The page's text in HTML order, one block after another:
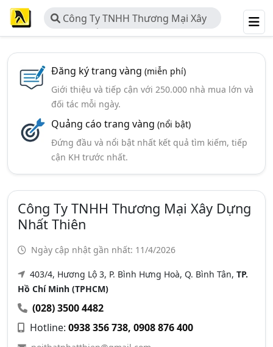
Công Ty TNHH Thương Mại Xây
Dựng Nhất Thiên
Đăng ký trang vàng (miễn phí)
Giới thiệu và tiếp cận với 250.000 nhà mua lớn và
đối tác mỗi ngày.
Quảng cáo trang vàng (nổi bật)
Đứng đầu và nổi bật nhất kết quả tìm kiếm, tiếp
cận KH trước nhất.
Công Ty TNHH Thương Mại Xây Dựng
Nhất Thiên
Ngày cập nhật gần nhất: 11/4/2026
403/4, Hương Lộ 3, P. Bình Hưng Hoà, Q. Bình Tân, TP.
Hồ Chí Minh (TPHCM)
(028) 3500 4482
Hotline: 0938 356 738, 0908 876 400